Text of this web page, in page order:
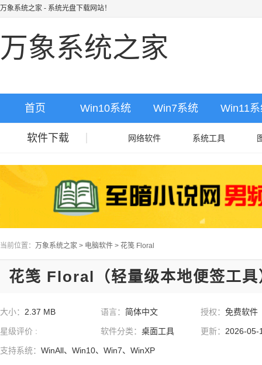
万象系统之家 - 系统光盘下载网站！
万象系统之家
首页 Win10系统 Win7系统 Win11
软件下载 网络软件 系统工具
当前位置： 万象系统之家 > 电脑软件 > 花笺 Floral
花笺 Floral（轻量级本地便签工
大小： 2.37 MB 语言： 简体中文 授权：免费软件
星级评价 : 软件分类： 桌面工具 更新： 2026-05-
支持系统： WinAll、Win10、Win7、WinXP